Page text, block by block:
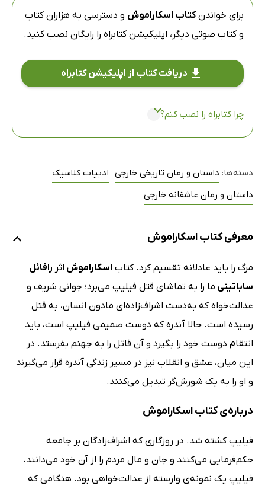
برای خواندنکتاب اسکاراموش و دسترسی به هزاران کتاب
و کتاب صوتی دیگر، اپلیکیشن کتابراه را رایگان نصب کنید.
دریافت کتاب از اپلیکیشن کتابراه
چرا کتابراه را نصب کنم؟
دسته‌ها: داستان و رمان تاریخی خارجی ادبیات کلاسیک
داستان و رمان عاشقانه خارجی
معرفی کتاب اسکاراموش
مرگ را باید عادلانه تقسیم کرد. کتاب اسکاراموش اثر رافائل
ساباتینی ما را به تماشای قتل فیلیپ می‌برد؛ جوانی شریف و
عدالت‌خواه که به‌دست اشراف‌زاده‌ای مادون انسان، به قتل
رسیده است. حالا آندره که دوست صمیمی فیلیپ است، باید
انتقام دوست خود را بگیرد و آن قاتل را به جهنم بفرستد. در
این میان، عشق و انقلاب نیز در مسیر زندگی آندره قرار می‌گیرند
و او را به یک شورش‌گر تبدیل می‌کنند.
درباره‌ی کتاب اسکاراموش
فیلیپ کشته شد. در روزگاری که اشراف‌زادگان بر جامعه
حکم‌فرمایی می‌کنند و جان و مال مردم را از آن خود می‌دانند،
فیلیپ یک نمونه‌ی وارسته از عدالت‌خواهی بود. هنگامی که